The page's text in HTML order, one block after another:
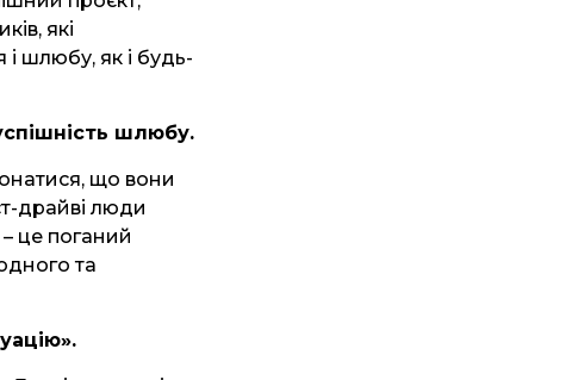
які
шлюбу, як і будь-
шлюбу.
що вони
драйві люди
це поганий
та